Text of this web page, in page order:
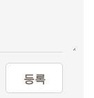
등록